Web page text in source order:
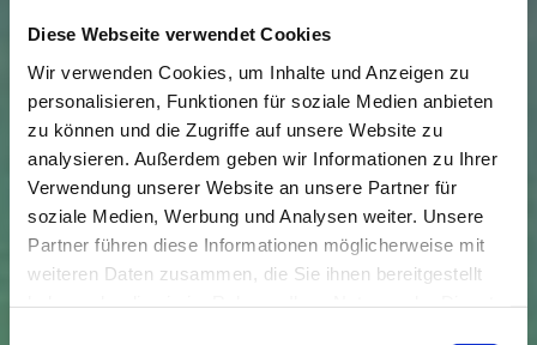
Diese Webseite verwendet Cookies
Wir verwenden Cookies, um Inhalte und Anzeigen zu
personalisieren, Funktionen für soziale Medien anbieten
zu können und die Zugriffe auf unsere Website zu
analysieren. Außerdem geben wir Informationen zu Ihrer
Verwendung unserer Website an unsere Partner für
soziale Medien, Werbung und Analysen weiter. Unsere
Partner führen diese Informationen möglicherweise mit
weiteren Daten zusammen, die Sie ihnen bereitgestellt
Ernst Möschle – Unternehmer für
Edelstahlbehälter (natürlich auch für die
Weinbereitung) das Weingut übernommen.
Schlössertour
Ähnlich verhält es sich im Schloss Neuweier:
2012 wurde das Weingut von der Familie
Schätzle übernommen. Die Geschicke der